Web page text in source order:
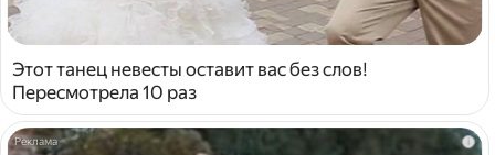
Этот танец невесты оставит вас без слов!
Пересмотрела 10 раз
i